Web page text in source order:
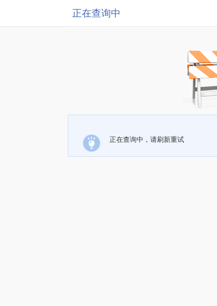
正在查询中
正在查询中，请刷新重试